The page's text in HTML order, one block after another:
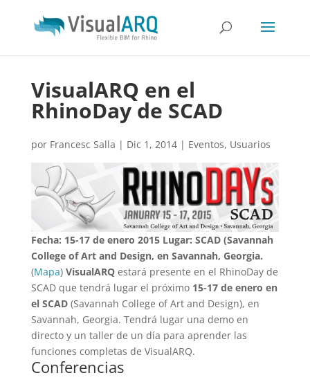
VisualARQ en el
RhinoDay de SCAD
por Francesc Salla | Dic 1, 2014| Eventos, Usuarios
Fecha: 15-17 de enero 2015 Lugar: SCAD (Savannah
College of Art and Design, en Savannah, Georgia.
(Mapa) VisualARQestará presente en el RhinoDay de
SCAD que tendrá lugar el próximo 15-17 de enero en
el SCAD(Savannah College of Art and Design), en
Savannah, Georgia. Tendrá lugar una demo en
directo y un taller de un día para aprender las
funciones completas de VisualARQ.
Conferencias